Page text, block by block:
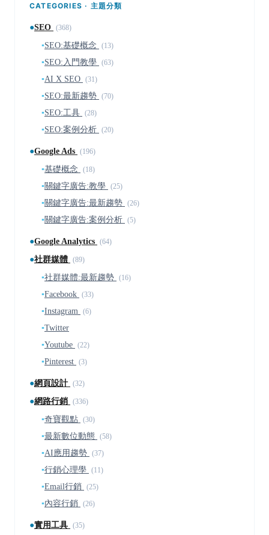
CATEGORIES · 主題分類
●SEO (368)
▪SEO:基礎概念 (13)
▪SEO:入門教學 (63)
▪AI X SEO (31)
▪SEO:最新趨勢 (70)
▪SEO:工具 (28)
▪SEO:案例分析 (20)
●Google Ads (196)
▪基礎概念 (18)
▪關鍵字廣告:教學 (25)
▪關鍵字廣告:最新趨勢 (26)
▪關鍵字廣告:案例分析 (5)
●Google Analytics (64)
●社群媒體 (89)
▪社群媒體:最新趨勢 (16)
▪Facebook (33)
▪Instagram (6)
▪Twitter
▪Youtube (22)
▪Pinterest (3)
●網頁設計 (32)
●網路行銷 (336)
▪奇寶觀點 (30)
▪最新數位動態 (58)
▪AI應用趨勢 (37)
▪行銷心理學 (11)
▪Email行銷 (25)
▪內容行銷 (26)
●實用工具 (35)